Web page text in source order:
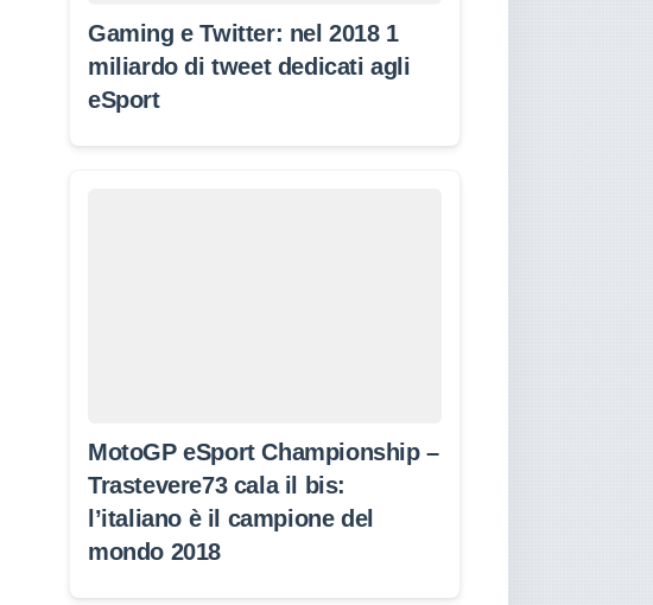
Gaming e Twitter: nel 2018 1
miliardo di tweet dedicati agli
eSport
MotoGP eSport Championship –
Trastevere73 cala il bis:
l’italiano è il campione del
mondo 2018